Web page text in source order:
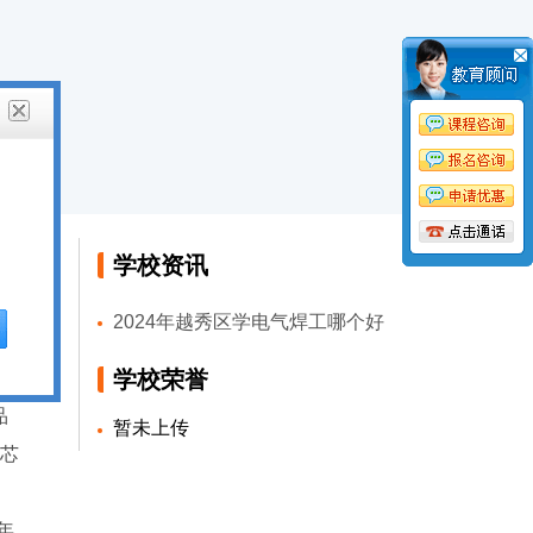
学校资讯
2024年越秀区学电气焊工哪个好
学校荣誉
暂未上传